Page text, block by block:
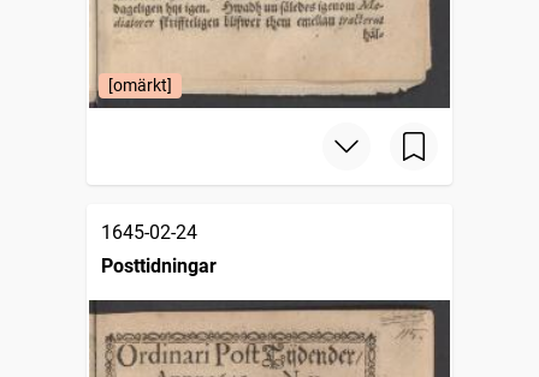
[omärkt]
1645-02-24
Posttidningar